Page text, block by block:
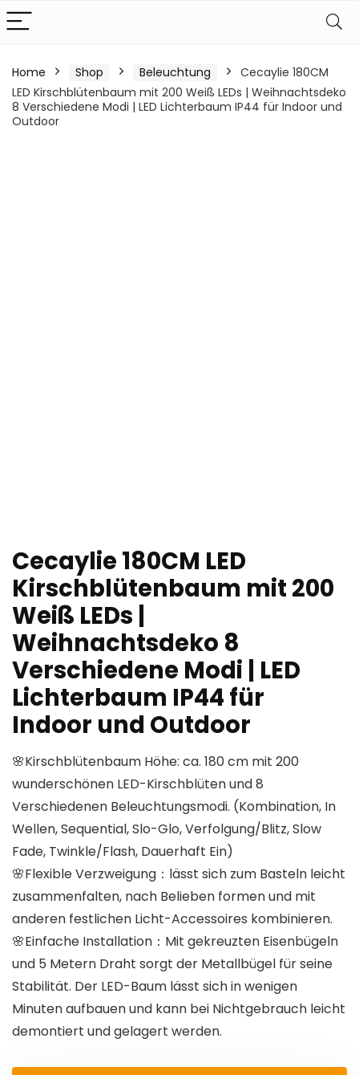
Home Shop Beleuchtung
Cecaylie 180CM
LED Kirschblütenbaum mit 200 Weiß LEDs | Weihnachtsdeko
8 Verschiedene Modi | LED Lichterbaum IP44 für Indoor und
Outdoor
Cecaylie 180CM LED
Kirschblütenbaum mit 200
Weiß LEDs |
Weihnachtsdeko 8
Verschiedene Modi | LED
Lichterbaum IP44 für
Indoor und Outdoor
🌸Kirschblütenbaum Höhe: ca. 180 cm mit 200
wunderschönen LED-Kirschblüten und 8
Verschiedenen Beleuchtungsmodi. (Kombination, In
Wellen, Sequential, Slo-Glo, Verfolgung/Blitz, Slow
Fade, Twinkle/Flash, Dauerhaft Ein)
🌸Flexible Verzweigung：lässt sich zum Basteln leicht
zusammenfalten, nach Belieben formen und mit
anderen festlichen Licht-Accessoires kombinieren.
🌸Einfache Installation：Mit gekreuzten Eisenbügeln
und 5 Metern Draht sorgt der Metallbügel für seine
Stabilität. Der LED-Baum lässt sich in wenigen
Minuten aufbauen und kann bei Nichtgebrauch leicht
demontiert und gelagert werden.